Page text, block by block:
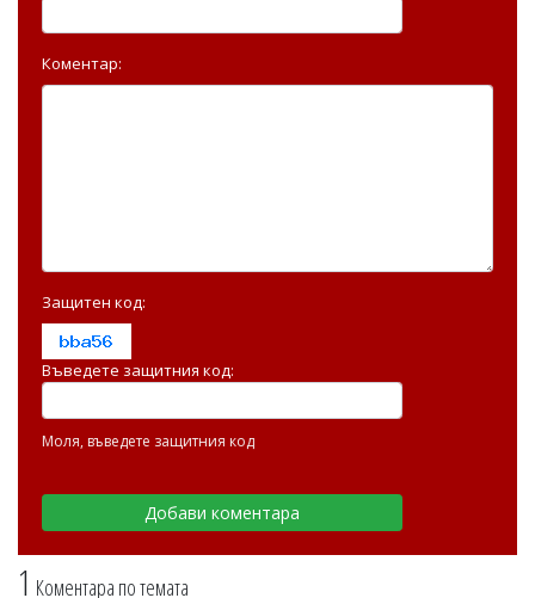
1 Коментара по темата
Коментар:
Защитен код:
Въведете защитния код:
Моля, въведете защитния код